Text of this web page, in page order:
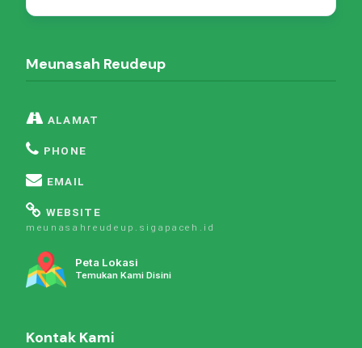
Meunasah Reudeup
ALAMAT
PHONE
EMAIL
WEBSITE
meunasahreudeup.sigapaceh.id
Peta Lokasi
Temukan Kami Disini
Kontak Kami